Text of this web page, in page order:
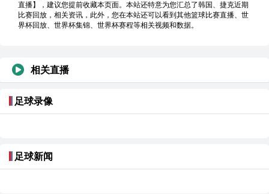
直播】，建议您提前收藏本页面。本站还特意为您汇总了韩国、捷克近期
比赛回放，相关资讯，此外，您在本站还可以看到其他篮球比赛直播、世
界杯回放、世界杯集锦、世界杯赛程等相关视频和数据。
相关直播
足球录像
足球新闻